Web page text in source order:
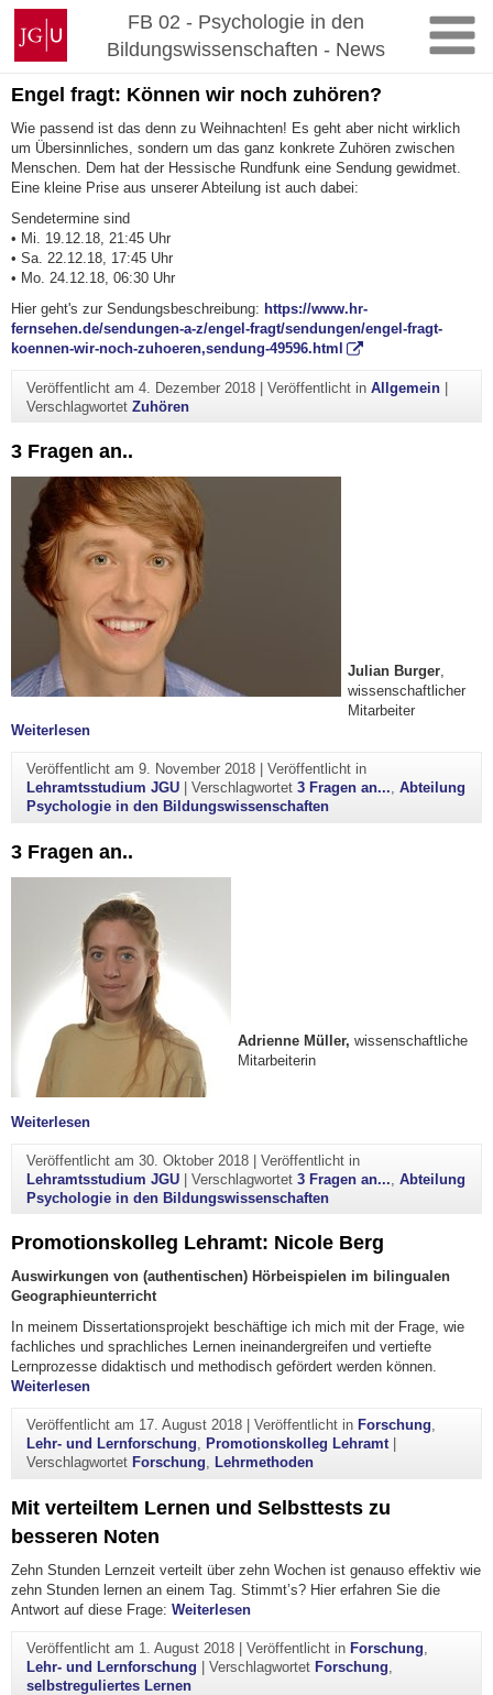
Zum
Inhalt
springen
Johannes
Gutenberg-
Universität
Mainz
FB 02 - Psychologie in den
Bildungswissenschaften - News
Engel fragt: Können wir noch zuhören?
Wie passend ist das denn zu Weihnachten! Es geht aber nicht wirklich
um Übersinnliches, sondern um das ganz konkrete Zuhören zwischen
Menschen. Dem hat der Hessische Rundfunk eine Sendung gewidmet.
Eine kleine Prise aus unserer Abteilung ist auch dabei:
Sendetermine sind
• Mi. 19.12.18, 21:45 Uhr
• Sa. 22.12.18, 17:45 Uhr
• Mo. 24.12.18, 06:30 Uhr
Hier geht's zur Sendungsbeschreibung: https://www.hr-
fernsehen.de/sendungen-a-z/engel-fragt/sendungen/engel-fragt-
koennen-wir-noch-zuhoeren,sendung-49596.html
Veröffentlicht am 4. Dezember 2018| Veröffentlicht in Allgemein|
Verschlagwortet Zuhören
3 Fragen an..
Julian Burger
wissenschaftlicher
Mitarbeiter
Weiterlesen"3 Fragen an.."
Veröffentlicht am 9. November 2018| Veröffentlicht in
Lehramtsstudium JGU| Verschlagwortet 3 Fragen an..., Abteilung
Psychologie in den Bildungswissenschaften
3 Fragen an..
Adrienne Müller, wissenschaftliche
Mitarbeiterin
Weiterlesen"3 Fragen an.."
Veröffentlicht am 30. Oktober 2018| Veröffentlicht in
Lehramtsstudium JGU| Verschlagwortet 3 Fragen an... Abteilung
Psychologie in den Bildungswissenschaften
Promotionskolleg Lehramt: Nicole Berg
Auswirkungen von (authentischen) Hörbeispielen im bilingualen
Geographieunterricht
In meinem Dissertationsprojekt beschäftige ich mich mit der Frage, wie
fachliches und sprachliches Lernen ineinandergreifen und vertiefte
Lernprozesse didaktisch und methodisch gefördert werden können.
Weiterlesen"Promotionskolleg Lehramt: Nicole Berg"
Veröffentlicht am 17. August 2018| Veröffentlicht in Forschung,
Lehr- und Lernforschung, Promotionskolleg Lehramt|
Verschlagwortet Forschung, Lehrmethoden
Mit verteiltem Lernen und Selbsttests zu
besseren Noten
Zehn Stunden Lernzeit verteilt über zehn Wochen ist genauso effektiv wie
zehn Stunden lernen an einem Tag. Stimmt’s? Hier erfahren Sie die
Antwort auf diese Frage: Weiterlesen"Mit verteiltem Lernen und
Veröffentlicht am 1. August 2018| Veröffentlicht in Forschung
Lehr- und Lernforschung
Verschlagwortet Forschung
selbstreguliertes Lernen